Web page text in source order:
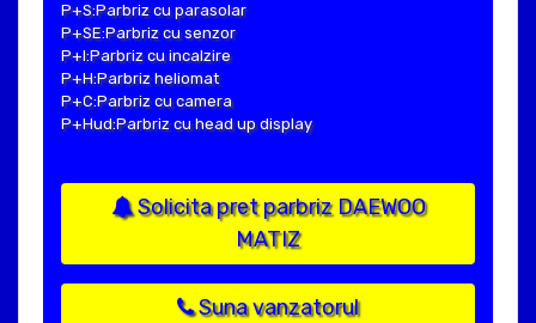
P+S:Parbriz cu parasolar
P+SE:Parbriz cu senzor
P+I:Parbriz cu incalzire
P+H:Parbriz heliomat
P+C:Parbriz cu camera
P+Hud:Parbriz cu head up display
Solicita pret parbriz DAEWOO
MATIZ
Suna vanzatorul